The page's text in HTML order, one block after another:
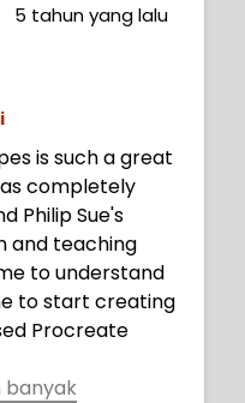
5 tahun yang lalu
is such a great
completely
Philip Sue's
teaching
to understand
to start creating
Procreate
banyak